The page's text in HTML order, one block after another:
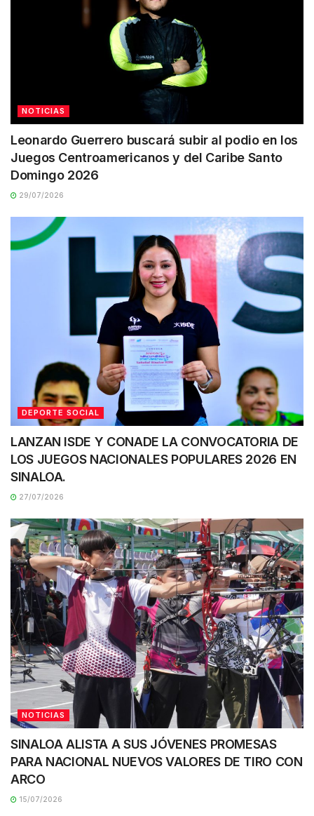
NOTICIAS
Leonardo Guerrero buscará subir al podio en los
Juegos Centroamericanos y del Caribe Santo
Domingo 2026
29/07/2026
DEPORTE SOCIAL
LANZAN ISDE Y CONADE LA CONVOCATORIA DE
LOS JUEGOS NACIONALES POPULARES 2026 EN
SINALOA.
27/07/2026
NOTICIAS
SINALOA ALISTA A SUS JÓVENES PROMESAS
PARA NACIONAL NUEVOS VALORES DE TIRO CON
ARCO
15/07/2026